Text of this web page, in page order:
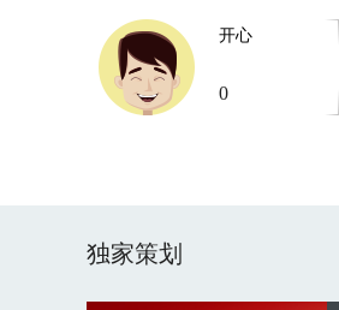
开心
0
独家策划